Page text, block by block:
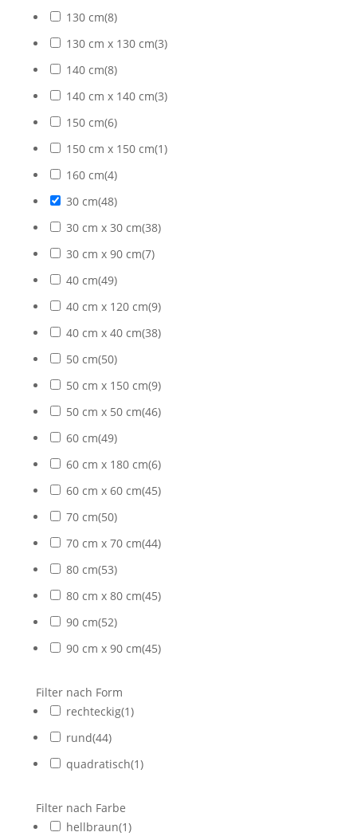
130 cm(8)
130 cm x 130 cm(3)
140 cm(8)
140 cm x 140 cm(3)
150 cm(6)
150 cm x 150 cm(1)
160 cm(4)
30 cm(48)
30 cm x 30 cm(38)
30 cm x 90 cm(7)
40 cm(49)
40 cm x 120 cm(9)
40 cm x 40 cm(38)
50 cm(50)
50 cm x 150 cm(9)
50 cm x 50 cm(46)
60 cm(49)
60 cm x 180 cm(6)
60 cm x 60 cm(45)
70 cm(50)
70 cm x 70 cm(44)
80 cm(53)
80 cm x 80 cm(45)
90 cm(52)
90 cm x 90 cm(45)
Filter nach Form
rechteckig(1)
rund(44)
quadratisch(1)
Filter nach Farbe
hellbraun(1)